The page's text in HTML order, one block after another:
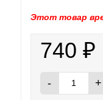
Этот товар
740₽
- +